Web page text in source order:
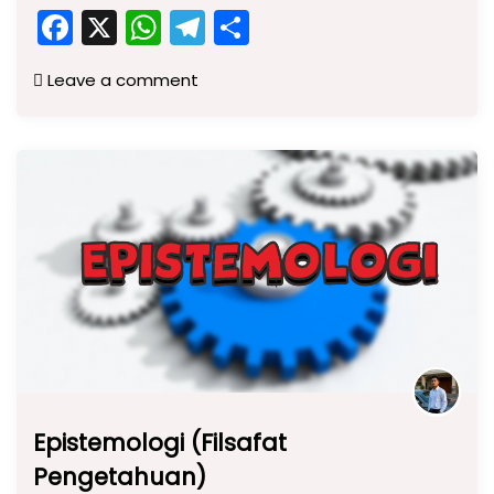
F
a
c
o
k
X W
h
a
p
p
T
el
m
Leave a comment
Epistemologi (Filsafat
Pengetahuan)